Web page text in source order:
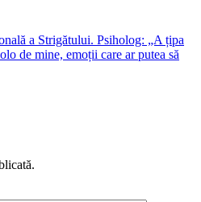
a Strigătului. Psiholog: „A țipa
de mine, emoții care ar putea să